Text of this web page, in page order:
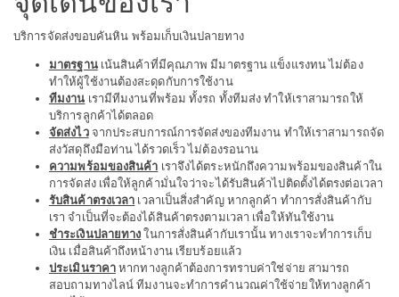
บริการจัดส่งขอบคันหิน พร้อมเก็บเงินปลายทาง
มาตรฐานเน้นสินค้าที่มีคุณภาพ มีมาตรฐาน แข็งแรงทน ไม่ต้อง
ทำให้ผู้ใช้งานต้องสะดุดกับการใช้งาน
ทีมงาน เรามีทีมงานที่พร้อม ทั้งรถ ทั้งทีมส่ง ทำให้เราสามารถให้
บริการลูกค้าได้ตลอด
จัดส่งไวจากประสบการณ์การจัดส่งของทีมงาน ทำให้เราสามารถจัด
ส่งวัสดุถึงมือท่าน ได้รวดเร็ว ไม่ต้องรอนาน
ความพร้อมของสินค้า เราจึงได้ตระหนักถึงความพร้อมของสินค้าใน
การจัดส่ง เพื่อให้ลูกค้ามั่นใจว่าจะได้รับสินค้าไปติดตั้งได้ตรงต่อเวลา
รับสินค้าตรงเวลา เวลาเป็นสิ่งสำคัญ หากลูกค้า ทำการสั่งสินค้ากับ
เรา จำเป็นที่จะต้องได้สินค้าตรงตามเวลา เพื่อให้ทันใช้งาน
ชำระเงินปลายทาง ในการสั่งสินค้ากับเรานั้น ทางเราจะทำการเก็บ
เงิน เมื่อสินค้าถึงหน้างาน เรียบร้อยแล้ว
ประเมินราคา หากทางลูกค้าต้องการทราบค่าใช่จ่าย สามารถ
สอบถามทางไลน์ ทีมงานจะทำการคำนวณค่าใช้จ่ายให้ทางลูกค้า